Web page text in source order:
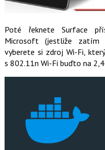
Poté řeknete Surface
Microsoft (jestliže
vyberete si zdroj Wi-Fi,
s 802.11n Wi-Fi buďto na